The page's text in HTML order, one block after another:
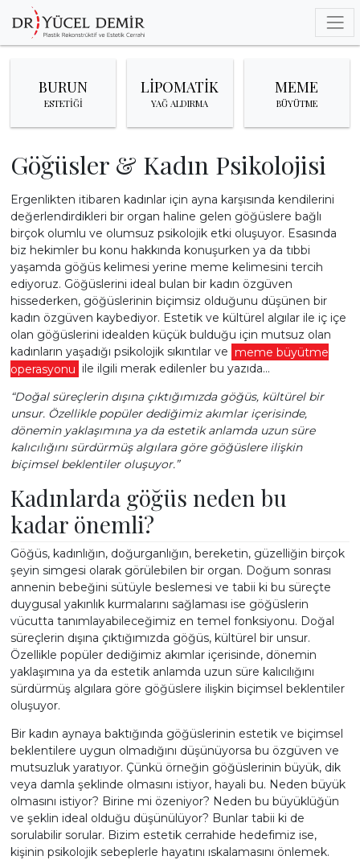
MEDİKAL
ESTETİK
MEME
ESTETİĞİ
VÜCUT
ESTETİĞİ
YÜZ
ESTETİĞİ
BURUN
ESTETİĞİ
LİPOMATİK
YAĞ ALDIRMA
MEME
BÜYÜTME
Göğüsler & Kadın Psikolojisi
Ergenlikten itibaren kadınlar için ayna karşısında kendilerini
değerlendirdikleri bir organ haline gelen göğüslere bağlı
birçok olumlu ve olumsuz psikolojik etki oluşuyor. Esasında
biz hekimler bu konu hakkında konuşurken ya da tıbbi
yaşamda göğüs kelimesi yerine meme kelimesini tercih
ediyoruz. Göğüslerini ideal bulan bir kadın özgüven
hissederken, göğüslerinin biçimsiz olduğunu düşünen bir
kadın özgüven kaybediyor. Estetik ve kültürel algılar ile iç içe
olan göğüslerini idealden küçük bulduğu için mutsuz olan
kadınların yaşadığı psikolojik sıkıntılar ve meme büyütme
operasyonu ile ilgili merak edilenler bu yazıda…
“Doğal süreçlerin dışına çıktığımızda göğüs, kültürel bir
unsur. Özellikle popüler dediğimiz akımlar içerisinde,
dönemin yaklaşımına ya da estetik anlamda uzun süre
kalıcılığını sürdürmüş algılara göre göğüslere ilişkin
biçimsel beklentiler oluşuyor.”
Kadınlarda göğüs neden bu
kadar önemli?
Göğüs, kadınlığın, doğurganlığın, bereketin, güzelliğin birçok
şeyin simgesi olarak görülebilen bir organ. Doğum sonrası
annenin bebeğini sütüyle beslemesi ve tabii ki bu süreçte
duygusal yakınlık kurmalarını sağlaması ise göğüslerin
vücutta tanımlayabileceğimiz en temel fonksiyonu. Doğal
süreçlerin dışına çıktığımızda göğüs, kültürel bir unsur.
Özellikle popüler dediğimiz akımlar içerisinde, dönemin
yaklaşımına ya da estetik anlamda uzun süre kalıcılığını
sürdürmüş algılara göre göğüslere ilişkin biçimsel beklentiler
oluşuyor.
Bir kadın aynaya baktığında göğüslerinin estetik ve biçimsel
beklentilere uygun olmadığını düşünüyorsa bu özgüven ve
mutsuzluk yaratıyor. Çünkü örneğin göğüslerinin büyük, dik
veya damla şeklinde olmasını istiyor, hayali bu. Neden büyük
olmasını istiyor? Birine mi özeniyor? Neden bu büyüklüğün
ve şeklin ideal olduğu düşünülüyor? Bunlar tabii ki de
sorulabilir sorular. Bizim estetik cerrahide hedefimiz ise,
kişinin psikolojik sebeplerle hayatını ıskalamasını önlemek.